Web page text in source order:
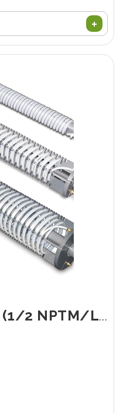
ou 150 mm
130 cm de long peut
ou empilé pour
complète du panache
également efficace
Waterloo se
silicone ou de
d'un cadre en
introduit dans la
de concentration est
tube et la nappe
à la loi
fera jusqu'à ce qu'il
entre la
et extérieur de la
dans l'émetteur, il
entre une
appliquée et une
Waterloo Emitter (1/2 NPTM/LDPE) - longueur 51"